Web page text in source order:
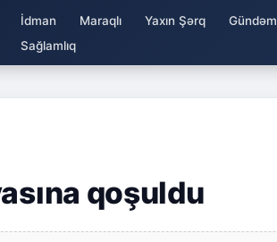
İdman Maraqlı Yaxın Şərq Gündəm
Sağlamlıq
qoşuldu